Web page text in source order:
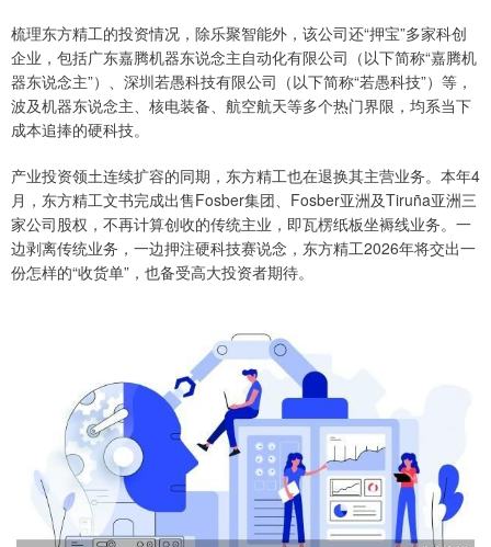
梳理东方精工的投资情况，除乐聚智能外，该公司还“押宝”多家科创
企业，包括广东嘉腾机器东说念主自动化有限公司（以下简称“嘉腾机
器东说念主”）、深圳若愚科技有限公司（以下简称“若愚科技”）等，
波及机器东说念主、核电装备、航空航天等多个热门界限，均系当下
成本追捧的硬科技。
产业投资领土连续扩容的同期，东方精工也在退换其主营业务。本年4
月，东方精工文书完成出售Fosber集团、Fosber亚洲及Tiruña亚洲三
家公司股权，不再计算创收的传统主业，即瓦楞纸板坐褥线业务。一
边剥离传统业务，一边押注硬科技赛说念，东方精工2026年将交出一
份怎样的“收货单”，也备受高大投资者期待。